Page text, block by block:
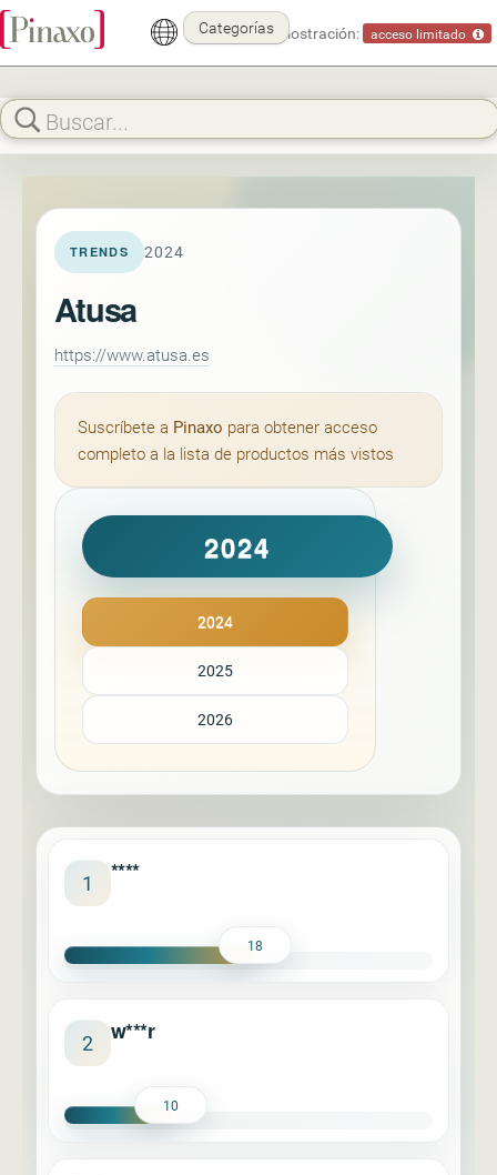
Modo demostración: acceso limitado
Categorías
TRENDS 2024
Atusa
https://www.atusa.es
Suscríbete a Pinaxo para obtener acceso
completo a la lista de productos más vistos
2024
2024
2025
2026
1 ****
18
2 w***r
10